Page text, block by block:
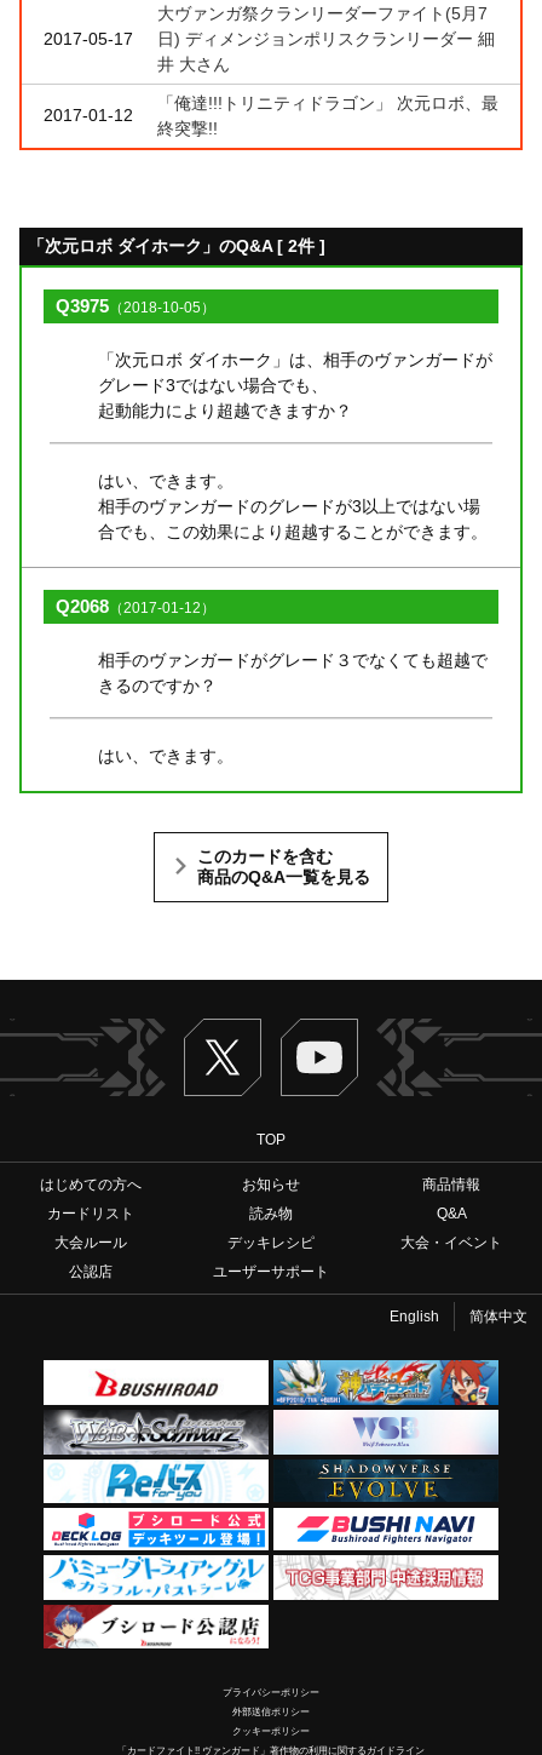
2017-05-17
大ヴァンガ祭クランリーダーファイト(5月7
日) ディメンジョンポリスクランリーダー 細
井 大さん
2017-01-12
「俺達!!!トリニティドラゴン」 次元ロボ、最
終突撃!!
「次元ロボ ダイホーク」のQ&A [ 2件 ]
Q3975 （2018-10-05）
「次元ロボ ダイホーク」は、相手のヴァンガードが
グレード3ではない場合でも、
起動能力により超越できますか？
はい、できます。
相手のヴァンガードのグレードが3以上ではない場
合でも、この効果により超越することができます。
Q2068 （2017-01-12）
相手のヴァンガードがグレード３でなくても超越で
きるのですか？
はい、できます。
このカードを含む
商品のQ&A一覧を見る
Twitter ヴァンガードch
TOP
はじめての方へ お知らせ
商品情報
カードリスト
読み物
Q&A
大会ルール
デッキレシピ
大会・イベント
公認店
ユーザーサポート
English 简体中文
プライバシーポリシー
外部送信ポリシー
クッキーポリシー
「カードファイト!! ヴァンガード」著作物の利用に関するガイドライン